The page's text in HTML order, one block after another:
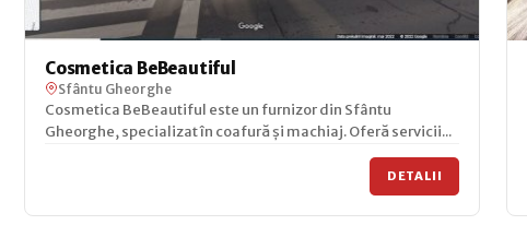
Cosmetica BeBeautiful
Sfântu Gheorghe
Cosmetica BeBeautiful este un furnizor din Sfântu
Gheorghe, specializat în coafură și machiaj. Oferă servicii...
DETALII